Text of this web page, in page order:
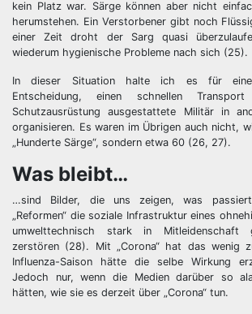
kein Platz war. Särge können aber nicht
herumstehen. Ein Verstorbener gibt noch
einer Zeit droht der Sarg quasi
wiederum hygienische Probleme nach sich (25).
In dieser Situation halte ich es für eine
Entscheidung, einen schnellen
Schutzausrüstung ausgestattete Militär in
organisieren. Es waren im Übrigen auch nicht,
„Hunderte Särge“, sondern etwa 60 (26, 27).
Was bleibt…
…sind Bilder, die uns zeigen, was
„Reformen“ die soziale Infrastruktur eines
umwelttechnisch stark in Mitleidenschaft
zerstören (28). Mit „Corona“ hat das wenig
Influenza-Saison hätte die selbe Wirkung
Jedoch nur, wenn die Medien darüber so
hätten, wie sie es derzeit über „Corona“ tun.